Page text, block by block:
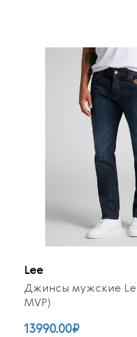
Lee
Джинсы мужские
MVP)
13990.00₽